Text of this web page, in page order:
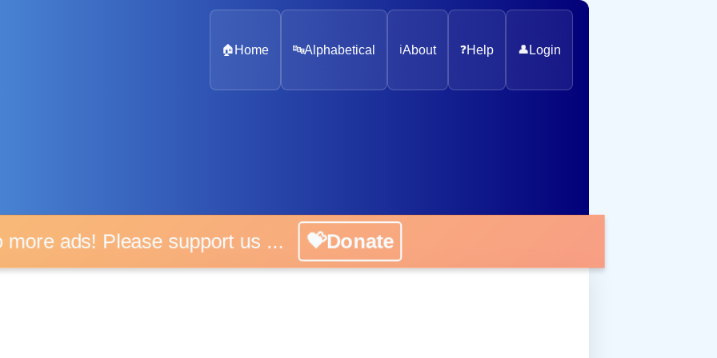
🏠 Home 🔤Alphabetical ℹ️About ❓Help 👤 Login
ads! Please support us ... 💝Donate